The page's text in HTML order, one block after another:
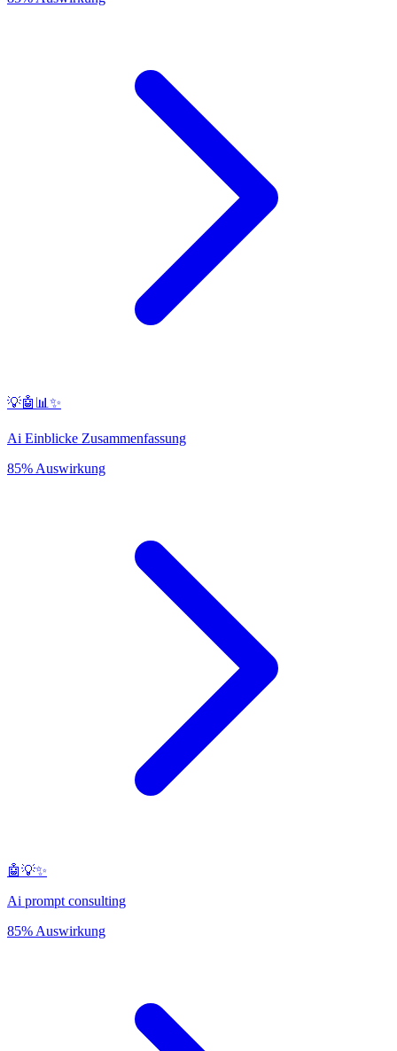
💡🤖📊✨
Ai Einblicke Zusammenfassung
85% Auswirkung
🤖💡✨
Ai prompt consulting
85% Auswirkung